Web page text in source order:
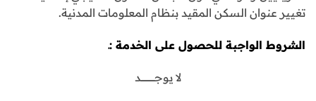
تغيير عنوان السكن المقيد بنظام المعلومات المدنية.
الشروط الواجبة للحصول على الخدمة :ـ
لا يوجـــــــــــــــــــد